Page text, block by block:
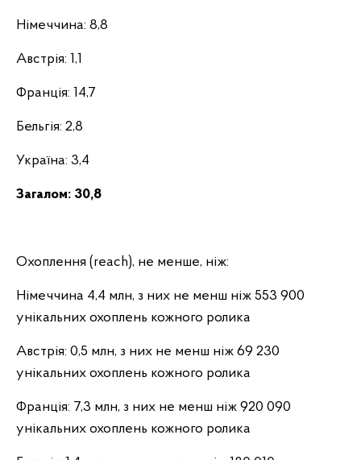
Німеччина: 8,8
Австрія: 1,1
Франція: 14,7
Бельгія: 2,8
Україна: 3,4
Загалом: 30,8
Охоплення (reach), не менше, ніж:
Німеччина 4,4 млн, з них не менш ніж 553 900
унікальних охоплень кожного ролика
Австрія: 0,5 млн, з них не менш ніж 69 230
унікальних охоплень кожного ролика
Франція: 7,3 млн, з них не менш ніж 920 090
унікальних охоплень кожного ролика